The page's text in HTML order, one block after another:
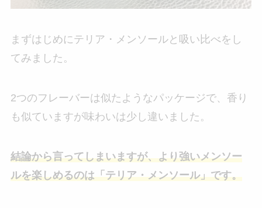
まずはじめにテリア・メンソールと吸い比べをし
てみました。
2つのフレーバーは似たようなパッケージで、香り
も似ていますが味わいは少し違いました。
結論から言ってしまいますが、より強いメンソー
ルを楽しめるのは「テリア・メンソール」です。